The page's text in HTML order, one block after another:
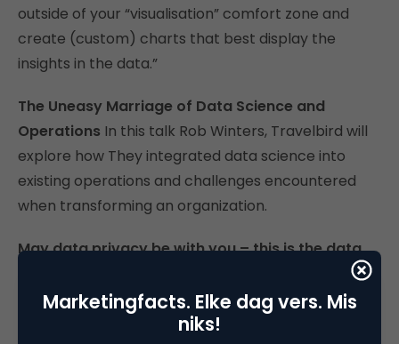
outside of your “visualisation” comfort zone and
create (custom) charts that best display the
insights in the data.”
The Uneasy Marriage of Data Science and
Operations In this talk Rob Winters, Travelbird will
explore how They integrated data science into
existing operations and challenges encountered
when transforming an organization.
May data privacy be with you – this is the data
prepare for the impact of GDPR on data
protection? We start at the status quo, then look
Marketingfacts. Elke dag vers. Mis
niks!